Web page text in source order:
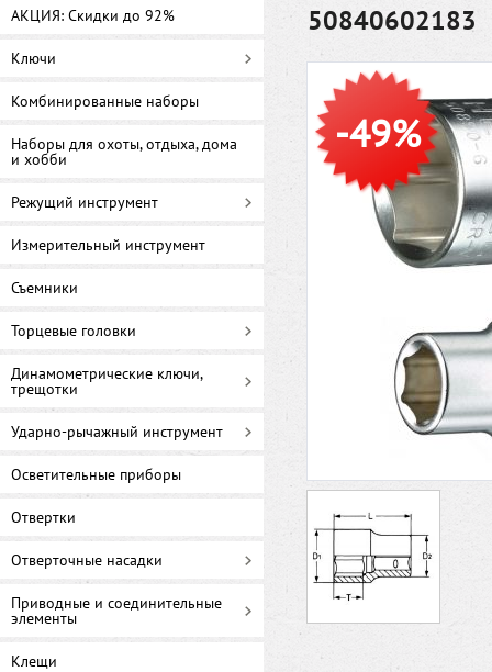
АКЦИЯ: Скидки до 92%
Ключи
Комбинированные наборы
Наборы для охоты, отдыха, дома
и хобби
Режущий инструмент
Измерительный инструмент
Съемники
Торцевые головки
Динамометрические ключи,
трещотки
Ударно-рычажный инструмент
Осветительные приборы
Отвертки
Отверточные насадки
Приводные и соединительные
элементы
Клещи
50840602183
-49%